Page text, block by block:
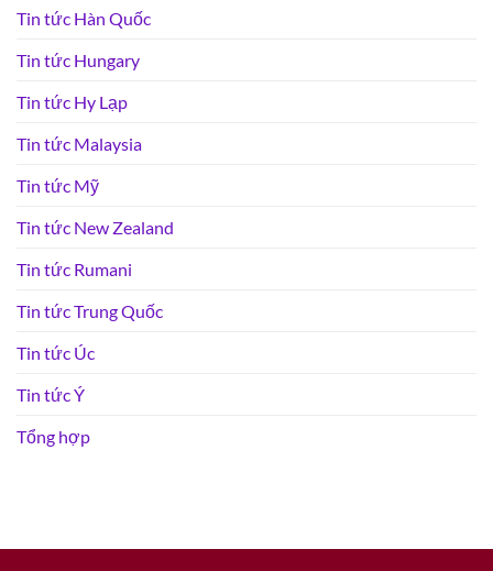
Tin tức Hàn Quốc
Tin tức Hungary
Tin tức Hy Lạp
Tin tức Malaysia
Tin tức Mỹ
Tin tức New Zealand
Tin tức Rumani
Tin tức Trung Quốc
Tin tức Úc
Tin tức Ý
Tổng hợp